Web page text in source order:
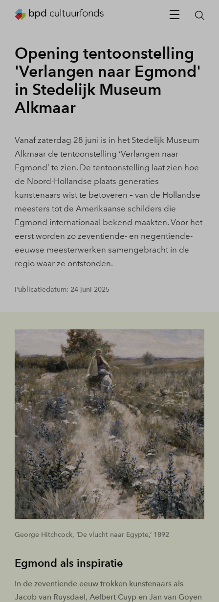
Opening tentoonstelling
'Verlangen naar Egmond'
in Stedelijk Museum
Alkmaar
Vanaf zaterdag 28 juni is in het Stedelijk Museum
Alkmaar de tentoonstelling ‘Verlangen naar
Egmond’ te zien. De tentoonstelling laat zien hoe
de Noord-Hollandse plaats generaties
kunstenaars wist te betoveren – van de Hollandse
meesters tot de Amerikaanse schilders die
Egmond internationaal bekend maakten. Voor het
eerst worden zo zeventiende- en negentiende-
eeuwse meesterwerken samengebracht in de
regio waar ze ontstonden.
Publicatiedatum: 24 juni 2025
George Hitchcock, ‘De vlucht naar Egypte,’ 1892
Egmond als inspiratie
In de zeventiende eeuw trokken kunstenaars als
Jacob van Ruysdael, Aelbert Cuyp en Jan van Goyen